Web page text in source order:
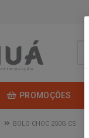
PROMOÇÕES
BOLO CHOC 250G CS